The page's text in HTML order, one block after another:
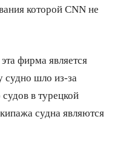
которой CNN не
фирма является
судно шло из-за
в турецкой
судна являются